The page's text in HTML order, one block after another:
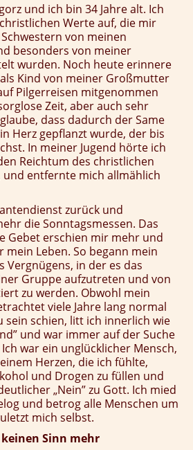
und ich bin 34 Jahre alt. Ich
Werte auf, die mir
von meinen
besonders von meiner
wurden. Noch heute erinnere
Kind von meiner Großmutter
Pilgerreisen mitgenommen
Zeit, aber auch sehr
dass dadurch der Same
Herz gepflanzt wurde, der bis
In meiner Jugend hörte ich
Reichtum des christlichen
und entfernte mich allmählich
zurück und
die Sonntagsmessen. Das
Gebet erschien mir mehr und
Leben. So begann mein
Vergnügens, in der es das
Gruppe aufzutreten und von
zu werden. Obwohl mein
viele Jahre lang normal
sein schien, litt ich innerlich wie
und war immer auf der Suche
war ein unglücklicher Mensch,
Herzen, die ich fühlte,
und Drogen zu füllen und
„Nein” zu Gott. Ich mied
und betrog alle Menschen um
mich selbst.
Sinn mehr